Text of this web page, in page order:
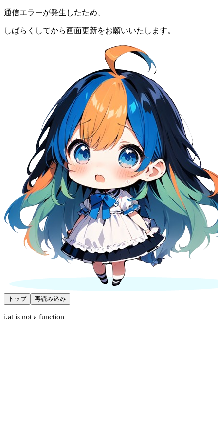
通信エラーが発生したため、
しばらくしてから画面更新をお願いいたします。
トップ 再読み込み
i.at is not a function